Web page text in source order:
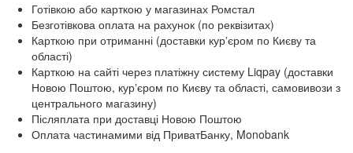
Готівкою або карткою у магазинах Ромстал
Безготівкова оплата на рахунок (по реквізитах)
Карткою при отриманні (доставки курʼєром по Києву та
області)
Карткою на сайті через платіжну систему Liqpay (доставки
Новою Поштою, курʼєром по Києву та області, самовивози з
центрального магазину)
Післяплата при доставці Новою Поштою
Оплата частинамими від ПриватБанку, Monobank